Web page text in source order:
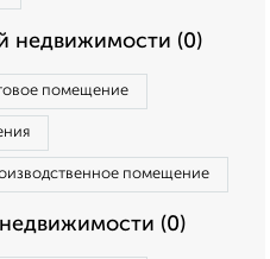
недвижимости (0)
помещение
помещение
(0)